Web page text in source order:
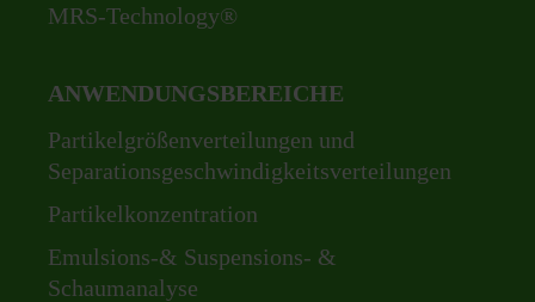
MRS-Technology®
ANWENDUNGSBEREICHE
Navigation
überspringen
Partikelgrößenverteilungen und
Separationsgeschwindigkeitsverteilungen
Partikelkonzentration
Emulsions-& Suspensions- &
Schaumanalyse